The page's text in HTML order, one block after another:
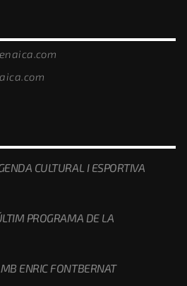
CULTURAL I ESPORTIVA
PROGRAMA DE LA
ENRIC FONTBERNAT